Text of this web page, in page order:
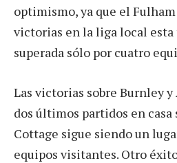
optimismo, ya que el
victorias en la liga local
superada sólo por cuatro
Las victorias sobre Burnley
dos últimos partidos en
Cottage sigue siendo un
equipos visitantes. Otro